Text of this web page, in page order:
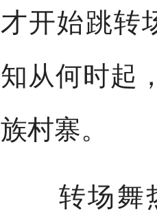
才开始跳转
知从何时起
族村寨。
转场舞热